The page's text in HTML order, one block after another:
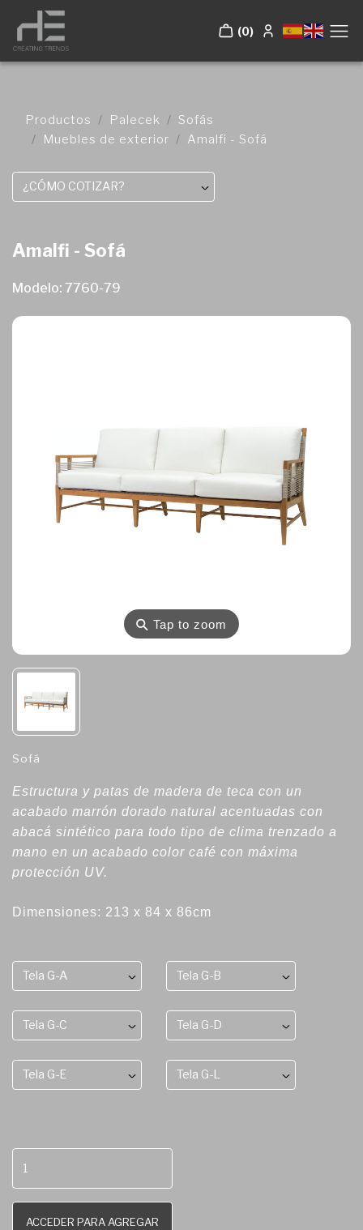
(0)
Productos Palecek
Sofás
Muebles de exterior
Amalfi - Sofá
¿CÓMO COTIZAR?
Amalfi - Sofá
Modelo: 7760-79
⚲Tap to zoom
Sofá
Estructura y patas de madera de teca con un
acabado marrón dorado natural acentuadas con
abacá sintético para todo tipo de clima trenzado a
mano en un acabado color café con máxima
protección UV.
Dimensiones: 213 x 84 x 86cm
Tela G-A Tela G-B
Tela G-C Tela G-D
Tela G-E Tela G-L
ACCEDER PARA AGREGAR